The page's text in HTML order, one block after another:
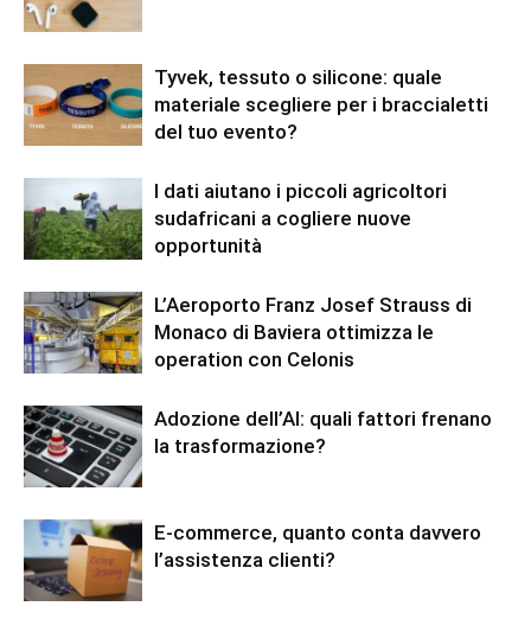
Tyvek, tessuto o silicone: quale
materiale scegliere per i braccialetti
del tuo evento?
I dati aiutano i piccoli agricoltori
sudafricani a cogliere nuove
opportunità
L’Aeroporto Franz Josef Strauss di
Monaco di Baviera ottimizza le
operation con Celonis
Adozione dell’AI: quali fattori frenano
la trasformazione?
E-commerce, quanto conta davvero
l’assistenza clienti?